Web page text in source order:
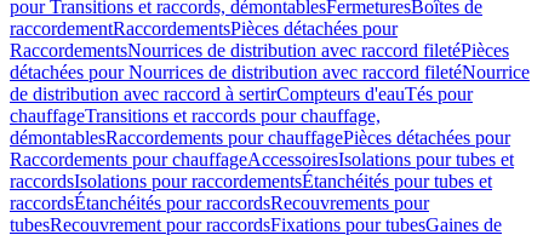
pour Transitions et raccords, démontablesFermeturesBoîtes de
raccordementRaccordementsPièces détachées pour
RaccordementsNourrices de distribution avec raccord filetéPièces
détachées pour Nourrices de distribution avec raccord filetéNourrice
de distribution avec raccord à sertirCompteurs d'eauTés pour
chauffageTransitions et raccords pour chauffage,
démontablesRaccordements pour chauffagePièces détachées pour
Raccordements pour chauffageAccessoiresIsolations pour tubes et
raccordsIsolations pour raccordementsÉtanchéités pour tubes et
raccordsÉtanchéités pour raccordsRecouvrements pour
tubesRecouvrement pour raccordsFixations pour tubesGaines de